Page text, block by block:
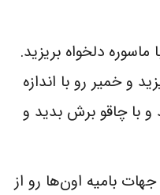
دلخواه بریزید.
و خمیر رو با اندازه
و با چاقو برش بدید و
بامیه اون‌ها رو از